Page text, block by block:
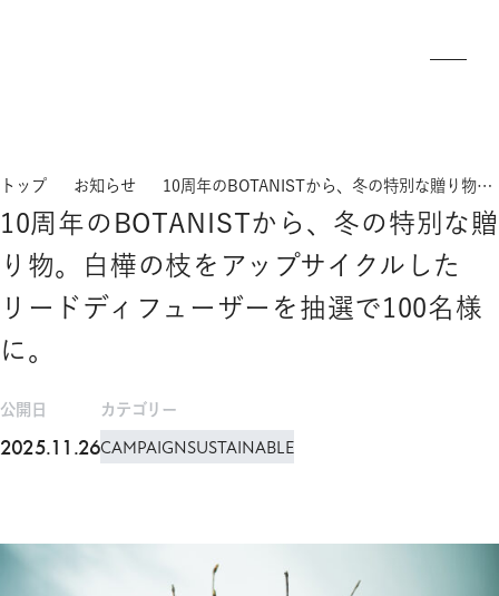
トップ お知らせ 10周年のBOTANISTから、冬の特別な贈り物。白樺の枝をアップサイクルしたリードディフューザーを抽選で100名様に。
10周年のBOTANISTから、冬の特別な贈
り物。白樺の枝をアップサイクルした
リードディフューザーを抽選で100名様
に。
公開日
2025.11.26
カテゴリー
CAMPAIGNSUSTAINABLE